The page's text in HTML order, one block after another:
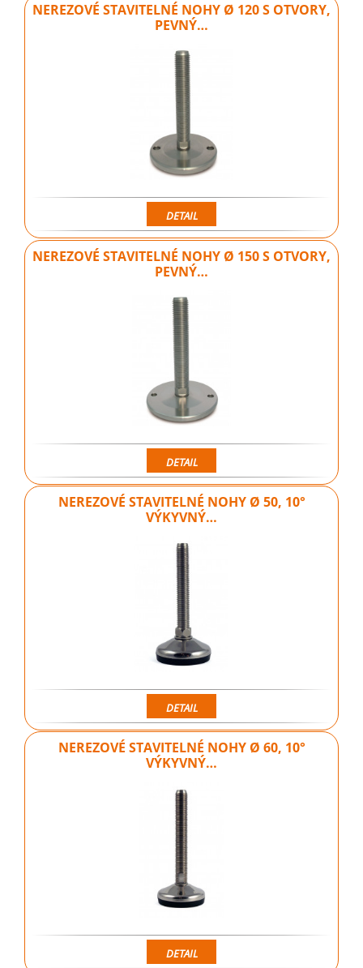
NEREZOVÉ STAVITELNÉ NOHY Ø 120 S OTVORY,
PEVNÝ…
DETAIL
NEREZOVÉ STAVITELNÉ NOHY Ø 150 S OTVORY,
PEVNÝ…
DETAIL
NEREZOVÉ STAVITELNÉ NOHY Ø 50, 10°
VÝKYVNÝ…
DETAIL
NEREZOVÉ STAVITELNÉ NOHY Ø 60, 10°
VÝKYVNÝ…
DETAIL